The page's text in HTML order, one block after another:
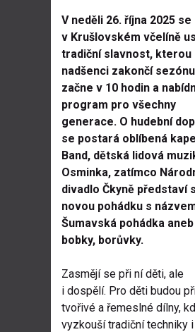
V neděli 26. října 2025 se
v Krušlovském včelíně
tradiční slavnost, kterou
nadšenci zakončí
začne v 10 hodin a
program pro všechny
generace. O hudební
se postará oblíbená
Band, dětská lidová
Osminka, zatímco
divadlo Čkyně představí
novou pohádku s
Šumavská pohádka
bobky, borůvky.
Zasmějí se při ní děti, ale
i dospělí. Pro děti budou
tvořivé a řemeslné dílny,
vyzkouší tradiční techniky